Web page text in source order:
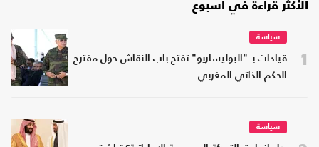
الأكثر قراءة في أسبوع
1
سياسة
قيادات بـ "البوليساريو" تفتح باب النقاش حول مقترح
الحكم الذاتي المغربي
سياسة